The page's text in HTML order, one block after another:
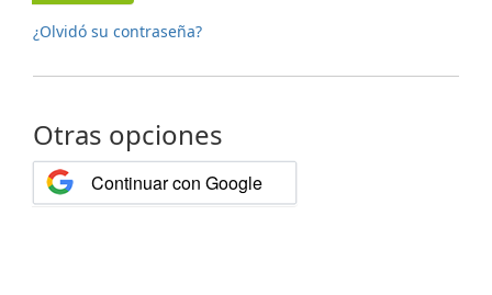
¿Olvidó su contraseña?
Otras opciones
Continuar con Google